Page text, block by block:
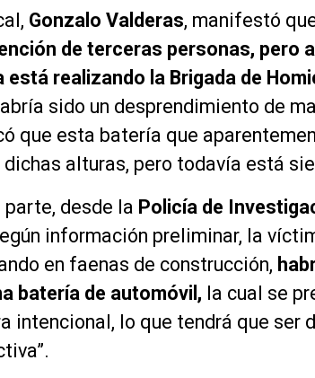
Gonzalo Valderas, manifestó
de terceras personas, pero
está realizando la Brigada de
sido un desprendimiento de
que esta batería que
dichas alturas, pero todavía está
parte, desde la Policía de
información preliminar, la
en faenas de construcción,
batería de automóvil, la cual se
intencional, lo que tendrá que ser